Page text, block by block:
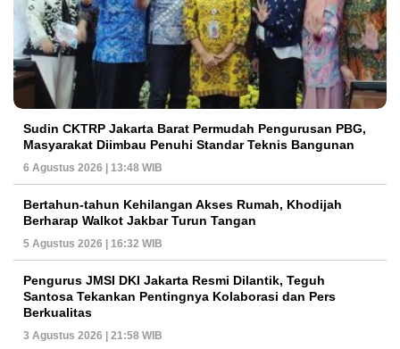
Sudin CKTRP Jakarta Barat Permudah Pengurusan PBG,
Masyarakat Diimbau Penuhi Standar Teknis Bangunan
6 Agustus 2026 | 13:48 WIB
Bertahun-tahun Kehilangan Akses Rumah, Khodijah
Berharap Walkot Jakbar Turun Tangan
5 Agustus 2026 | 16:32 WIB
Pengurus JMSI DKI Jakarta Resmi Dilantik, Teguh
Santosa Tekankan Pentingnya Kolaborasi dan Pers
Berkualitas
3 Agustus 2026 | 21:58 WIB